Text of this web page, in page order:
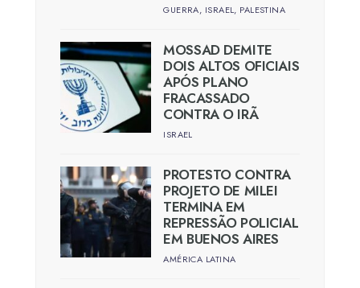
GUERRA, ISRAEL, PALESTINA
MOSSAD DEMITE
DOIS ALTOS OFICIAIS
APÓS PLANO
FRACASSADO
CONTRA O IRÃ
ISRAEL
PROTESTO CONTRA
PROJETO DE MILEI
TERMINA EM
REPRESSÃO POLICIAL
EM BUENOS AIRES
AMÉRICA LATINA